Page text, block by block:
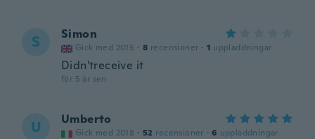
S Simon
Gick med 2015 · 8 recensioner · 1 uppladdningar
Didn'treceive it
för 5 år sen
U Umberto
Gick med 2018 · 52 recensioner · 6 uppladdningar